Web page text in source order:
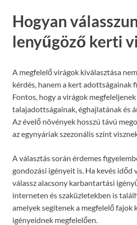
Hogyan
lenyűgöző kerti
A megfelelő virágok kiválasztása
kérdés, hanem a kert adottságainak
Fontos, hogy a virágok
talajadottságainak, éghajlatának és
Az évelő növények hosszú távú
az egynyáriak szezonális színt
A választás során érdemes
gondozási igényeit is. Ha kevés időd
válassz alacsony karbantartási
interneten és szaküzletekben is
amelyek segítenek a megfelelő fajok
igényeidnek megfelelően.